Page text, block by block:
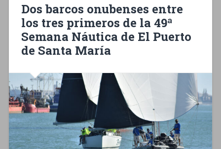
Dos barcos onubenses entre
los tres primeros de la 49ª
Semana Náutica de El Puerto
de Santa María